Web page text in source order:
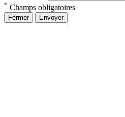
* Champs obligatoires
Fermer Envoyer